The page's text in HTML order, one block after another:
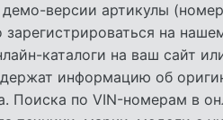
демо-версии артикулы
зарегистрироваться на
каталоги на ваш сайт
информацию об
Поиска по VIN-номерам в